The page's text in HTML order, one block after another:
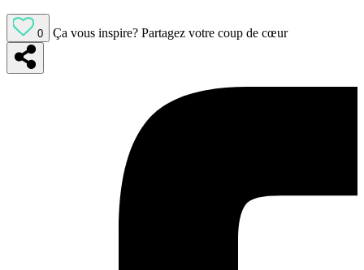
0 Ça vous inspire? Partagez votre coup de cœur